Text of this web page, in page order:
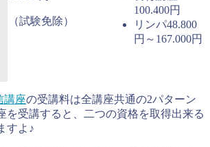
（試験免除）
100.400円
リンパ48.800
円～167.000円
講座の受講料は全講座共通の2パターン
を受講すると、二つの資格を取得出来る
すよ♪